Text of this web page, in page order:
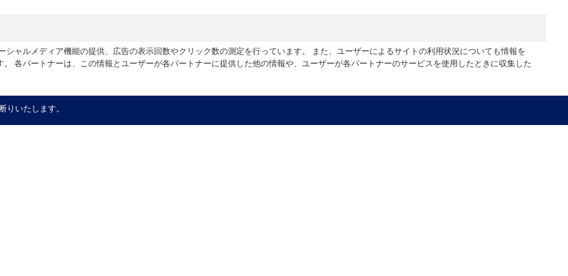
ャルメディア機能の提供、広告の表示回数やクリック数の測定を行っています。 また、ユーザーによるサイトの利用状況についても情報を
各パートナーは、この情報とユーザーが各パートナーに提供した他の情報や、ユーザーが各パートナーのサービスを使用したときに収集した
いたします。